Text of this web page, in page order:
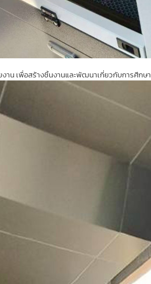
งาน เพื่อสร้างชิ้นงานและพัฒนาเกี่ยวกับการศึกษา